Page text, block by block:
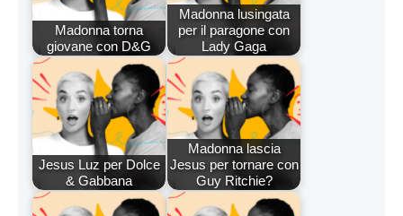
Madonna torna
giovane con D&G
Madonna lusingata
per il paragone con
Lady Gaga
Jesus Luz per Dolce
& Gabbana
Madonna lascia
Jesus per tornare con
Guy Ritchie?